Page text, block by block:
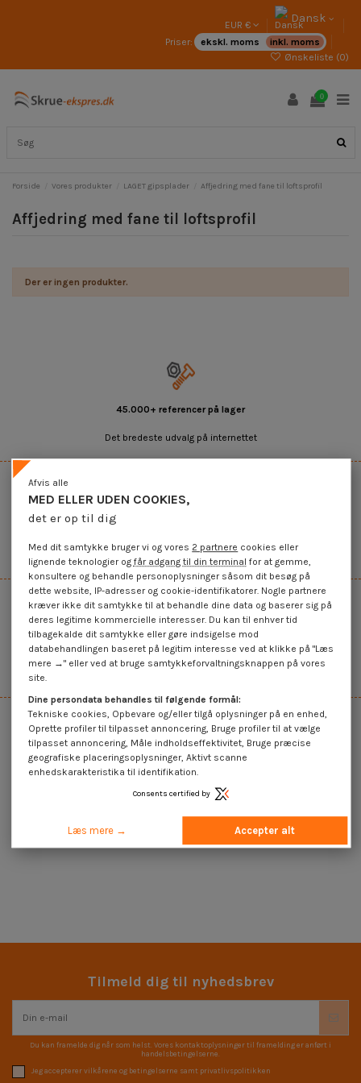
EUR € Dansk
Priser: ekskl. moms
inkl. moms
Ønskeliste (0)
0
Forside Vores produkter LAGET gipsplader Affjedring med fane til loftsprofil
Affjedring med fane til loftsprofil
Der er ingen produkter.
45.000+ referencer på lager
Det bredeste udvalg på internettet
Salg af enheder og mængder
Mængdebaseret glidende pris
Hurtig levering
Kundeservice til din tjeneste
Kontakt os
Tilmeld dig til nyhedsbrev
Du kan framelde dig når som helst. Vores kontaktoplysninger til framelding er anført i
handelsbetingelserne.
Jeg accepterer vilkårene og betingelserne samt privatlivspolitikken
MED ELLER UDEN COOKIES,
det er op til dig
Afvis alle
Med dit samtykke bruger vi og vores 2 partnere cookies eller
lignende teknologier ogfår adgang til din terminal for at gemme,
konsultere og behandle personoplysninger såsom dit besøg på
dette website, IP-adresser og cookie-identifikatorer. Nogle partnere
kræver ikke dit samtykke til at behandle dine data og baserer sig på
deres legitime kommercielle interesser. Du kan til enhver tid
tilbagekalde dit samtykke eller gøre indsigelse mod
databehandlingen baseret på legitim interesse ved at klikke på "Læs
mere →" eller ved at bruge samtykkeforvaltningsknappen på vores
site.
Dine persondata behandles til følgende formål:
Tekniske cookies, Opbevare og/eller tilgå oplysninger på en enhed,
Oprette profiler til tilpasset annoncering, Bruge profiler til at vælge
tilpasset annoncering, Måle indholdseffektivitet, Bruge præcise
geografiske placeringsoplysninger, Aktivt scanne
enhedskarakteristika til identifikation.
Consents certified by
Læs mere → Accepter alt